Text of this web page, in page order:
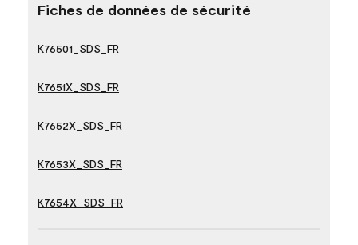
Fiches de données de sécurité
K76501_SDS_FR
K7651X_SDS_FR
K7652X_SDS_FR
K7653X_SDS_FR
K7654X_SDS_FR